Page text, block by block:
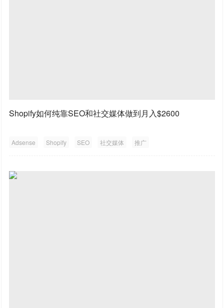
Shopify如何纯靠SEO和社交媒体做到月入$2600
Adsense Shopify SEO 社交媒体 推广